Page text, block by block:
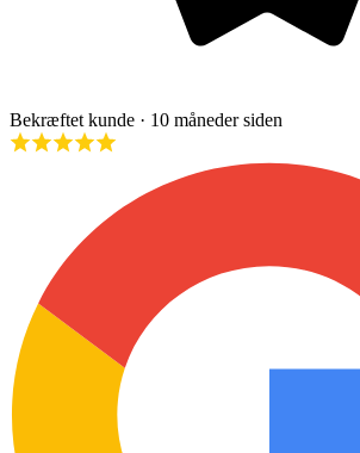
Bekræftet kunde · 10 måneder siden